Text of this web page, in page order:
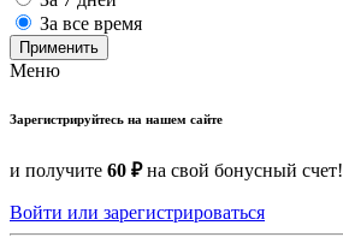
За все время
Применить
Меню
Зарегистрируйтесь на нашем сайте
и получите 60 ₽на свой бонусный счет!
Войти или зарегистрироваться